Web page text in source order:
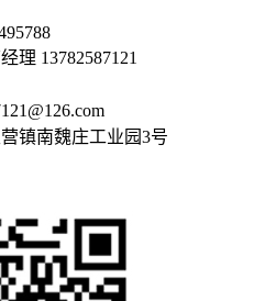
13782587121
镇南魏庄工业园3号